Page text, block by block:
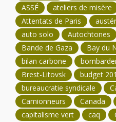
ASSÉ
ateliers de misère
Attentats de Paris
auto solo
Autochtones
Bande de Gaza
Bay du
bilan carbone
Brest-Litovsk
budget
bureaucratie syndicale
Camionneurs
Canada
capitalisme vert
caq